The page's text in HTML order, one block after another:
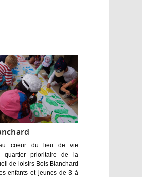
coeur du lieu de vie
quartier prioritaire de la
de loisirs Bois Blanchard
enfants et jeunes de 3 à